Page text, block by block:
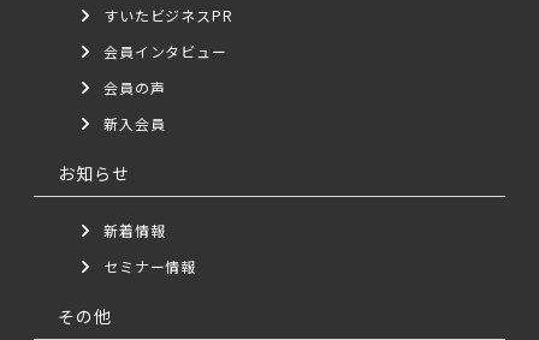
すいたビジネスPR
会員インタビュー
会員の声
新入会員
お知らせ
新着情報
セミナー情報
その他